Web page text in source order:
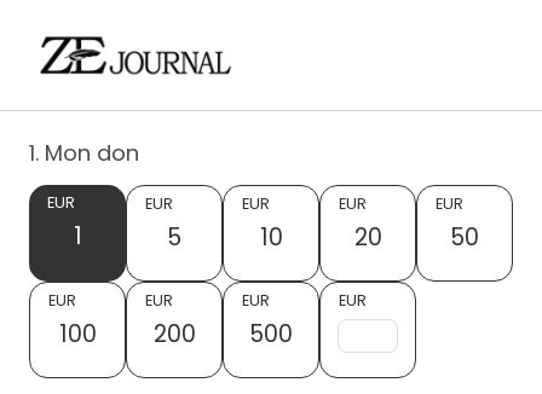
1. Mon don
EUR
1
EUR
5
EUR
10
EUR
20
EUR
50
EUR
100
EUR
200
EUR
500
EUR